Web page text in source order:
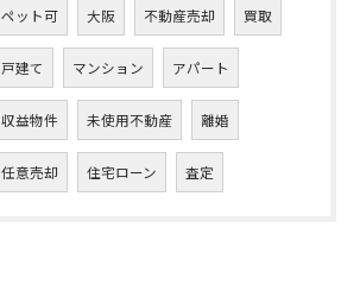
ペット可 大阪 不動産売却 買取
戸建て マンション アパート
収益物件 未使用不動産 離婚
任意売却 住宅ローン 査定